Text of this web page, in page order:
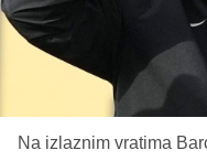
Na izlaznim vratima